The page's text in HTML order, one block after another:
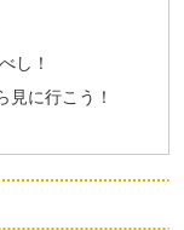
し！
見に行こう！